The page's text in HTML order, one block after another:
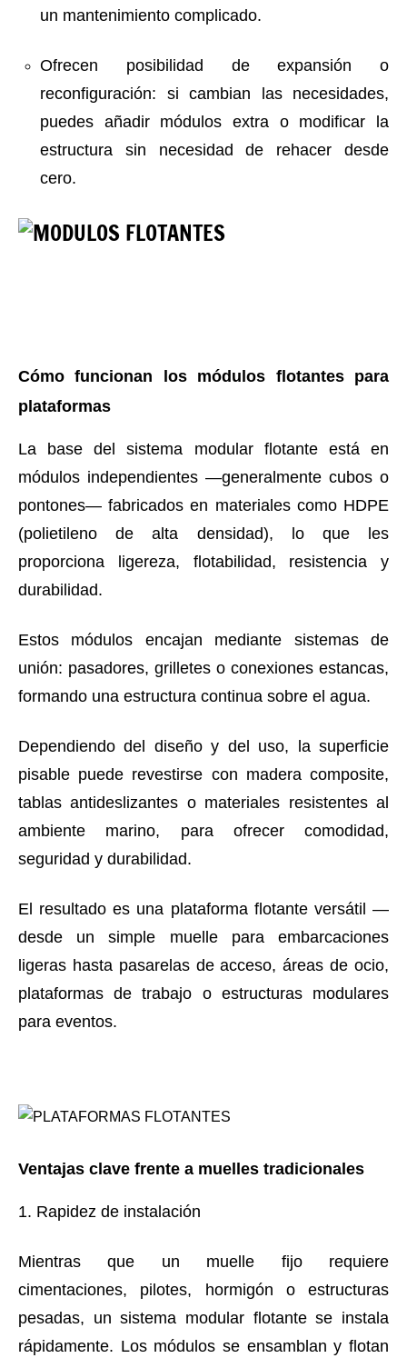
un mantenimiento complicado.
Ofrecen posibilidad de expansión o
reconfiguración: si cambian las necesidades,
puedes añadir módulos extra o modificar la
estructura sin necesidad de rehacer desde
cero.
Cómo funcionan los módulos flotantes para
plataformas
La base del sistema modular flotante está en
módulos independientes —generalmente cubos o
pontones— fabricados en materiales como HDPE
(polietileno de alta densidad), lo que les
proporciona ligereza, flotabilidad, resistencia y
durabilidad.
Estos módulos encajan mediante sistemas de
unión: pasadores, grilletes o conexiones estancas,
formando una estructura continua sobre el agua.
Dependiendo del diseño y del uso, la superficie
pisable puede revestirse con madera composite,
tablas antideslizantes o materiales resistentes al
ambiente marino, para ofrecer comodidad,
seguridad y durabilidad.
El resultado es una plataforma flotante versátil —
desde un simple muelle para embarcaciones
ligeras hasta pasarelas de acceso, áreas de ocio,
plataformas de trabajo o estructuras modulares
para eventos.
Ventajas clave frente a muelles tradicionales
1. Rapidez de instalación
Mientras que un muelle fijo requiere
cimentaciones, pilotes, hormigón o estructuras
pesadas, un sistema modular flotante se instala
rápidamente. Los módulos se ensamblan y flotan